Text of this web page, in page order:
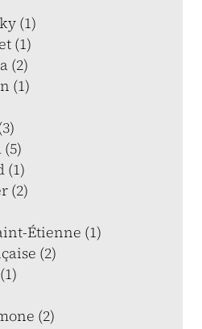
(1)
(1)
(2)
(1)
(1)
(2)
Étienne (1)
(2)
(2)